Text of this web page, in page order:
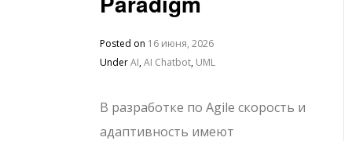
Posted on 16 июня, 2026
UnderAI,AI Chatbot, UML
В разработке по Agile скорость и
адаптивность имеют